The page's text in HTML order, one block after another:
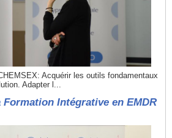
Acquérir les outils fondamentaux
Adapter l...
Formation Intégrative en EMDR